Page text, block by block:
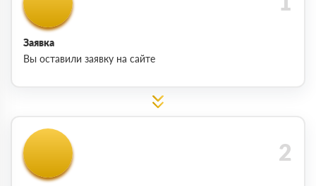
Заявка
Вы оставили заявку на сайте